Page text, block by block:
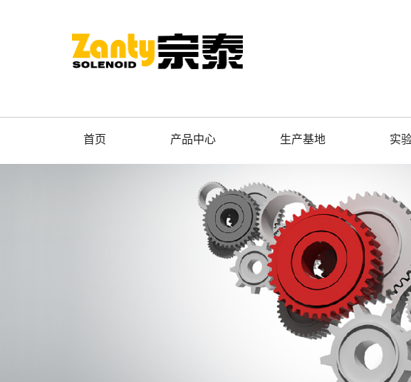
首页 产品中心 生产基地 实